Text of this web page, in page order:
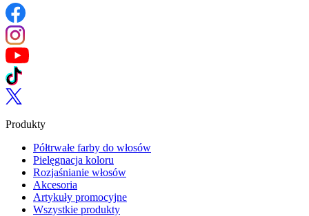
Follow us on Facebook
Follow us on Instagram
Follow us on YouTube
Follow us on TikTok
Follow us on Twitter
Produkty
Półtrwałe farby do włosów
Pielęgnacja koloru
Rozjaśnianie włosów
Akcesoria
Artykuły promocyjne
Wszystkie produkty